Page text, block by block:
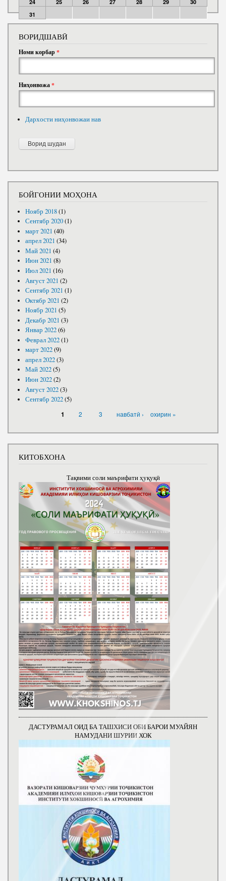
24
25 26 27 28 29
30
31
ВОРИДШАВӢ
Номи корбар*
Ниҳонвожа*
Дархости ниҳонвожаи нав
БОЙГОНИИ МОҲОНА
Ноябр 2018(1)
Сентябр 2020(1)
март 2021 (40)
апрел 2021 (34)
Май 2021 (4)
Июн 2021 (8)
Июл 2021 (16)
Август 2021 (2)
Сентябр 2021 (1)
Октябр 2021 (2)
Ноябр 2021 (5)
Декабр 2021 (3)
Январ 2022(6)
Феврал 2022(1)
март 2022(9)
апрел 2022(3)
Май 2022(5)
Июн 2022(2)
Август 2022(3)
Сентябр 2022(5)
1 2 3 навбатӣ › охирин »
КИТОБХОНА
Тақвими соли маърифати ҳуқуқӣ
ДАСТУРАМАЛ ОИД БА ТАШХИСИ ОБИ БАРОИ МУАЙЯН
НАМУДАНИ ШУРИИ ХОК